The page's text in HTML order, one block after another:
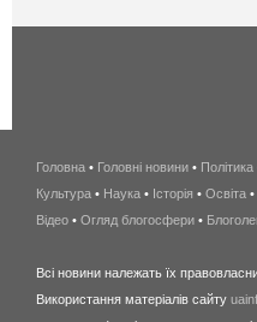
Головна • Головні новини • Політика
Культура • Наука • Історія • Освіта •
Відео • Огляд блогосфери •
Всі новини належать їх
Використання матеріалів сайту